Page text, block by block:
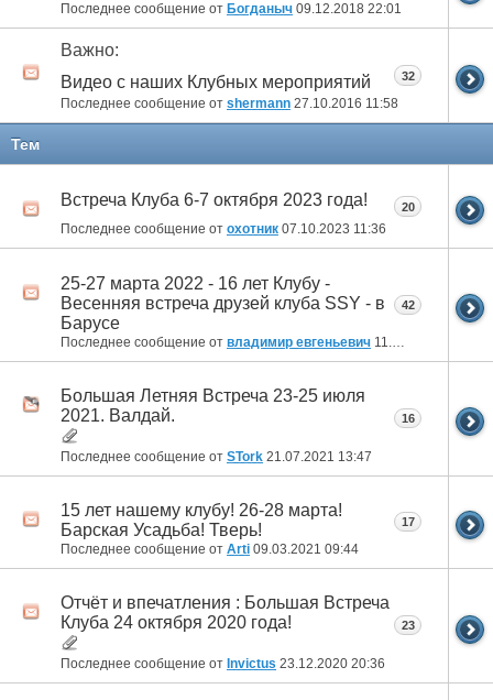
Последнее сообщение от Богданыч 09.12.2018 22:01
Важно:
Видео с наших Клубных мероприятий
Последнее сообщение от shermann 27.10.2016 11:58
32
Тем
Встреча Клуба 6-7 октября 2023 года!
Последнее сообщение от охотник 07.10.2023 11:36
20
25-27 марта 2022 - 16 лет Клубу -
Весенняя встреча друзей клуба SSY - в
Барусе
Последнее сообщение от владимир евгеньевич 11.04.2022
42
Большая Летняя Встреча 23-25 июля
2021. Валдай.
Последнее сообщение от STork 21.07.2021 13:47
16
15 лет нашему клубу! 26-28 марта!
Барская Усадьба! Тверь!
Последнее сообщение от Arti 09.03.2021 09:44
17
Отчёт и впечатления : Большая Встреча
Клуба 24 октября 2020 года!
Последнее сообщение от Invictus 23.12.2020 20:36
23